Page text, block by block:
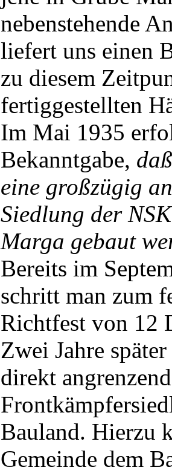
nebenstehende
liefert uns einen
zu diesem
fertiggestellten
Im Mai 1935
Bekanntgabe,
eine großzügig
Siedlung der
Marga gebaut
Bereits im
schritt man zum
Richtfest von 12
Zwei Jahre
direkt
Bauland. Hierzu
Gemeinde dem